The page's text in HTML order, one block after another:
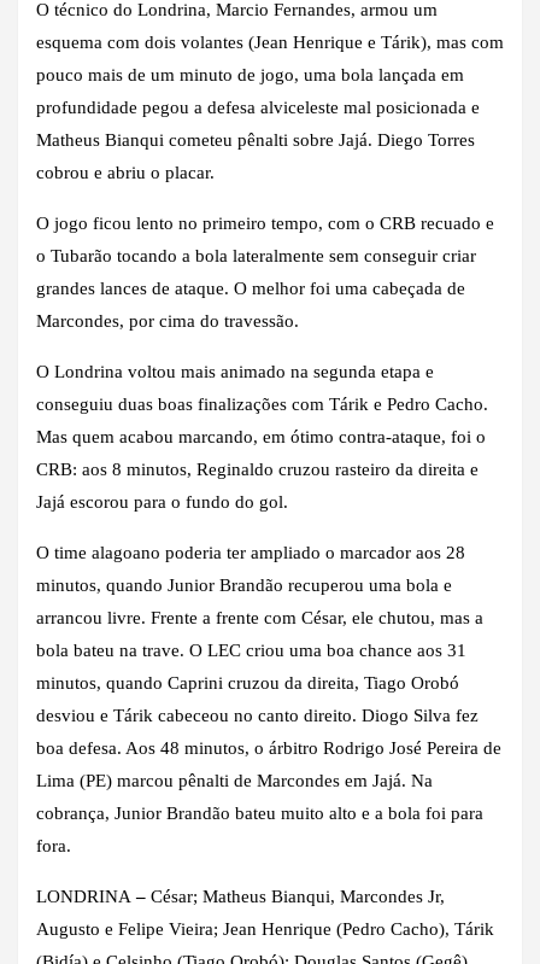
O técnico do Londrina, Marcio Fernandes, armou um
esquema com dois volantes (Jean Henrique e Tárik), mas com
pouco mais de um minuto de jogo, uma bola lançada em
profundidade pegou a defesa alviceleste mal posicionada e
Matheus Bianqui cometeu pênalti sobre Jajá. Diego Torres
cobrou e abriu o placar.
O jogo ficou lento no primeiro tempo, com o CRB recuado e
o Tubarão tocando a bola lateralmente sem conseguir criar
grandes lances de ataque. O melhor foi uma cabeçada de
Marcondes, por cima do travessão.
O Londrina voltou mais animado na segunda etapa e
conseguiu duas boas finalizações com Tárik e Pedro Cacho.
Mas quem acabou marcando, em ótimo contra-ataque, foi o
CRB: aos 8 minutos, Reginaldo cruzou rasteiro da direita e
Jajá escorou para o fundo do gol.
O time alagoano poderia ter ampliado o marcador aos 28
minutos, quando Junior Brandão recuperou uma bola e
arrancou livre. Frente a frente com César, ele chutou, mas a
bola bateu na trave. O LEC criou uma boa chance aos 31
minutos, quando Caprini cruzou da direita, Tiago Orobó
desviou e Tárik cabeceou no canto direito. Diogo Silva fez
boa defesa. Aos 48 minutos, o árbitro Rodrigo José Pereira de
Lima (PE) marcou pênalti de Marcondes em Jajá. Na
cobrança, Junior Brandão bateu muito alto e a bola foi para
fora.
LONDRINA – César; Matheus Bianqui, Marcondes Jr,
Augusto e Felipe Vieira; Jean Henrique (Pedro Cacho), Tárik